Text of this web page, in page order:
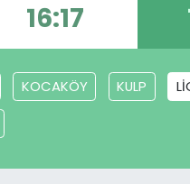
16:17
KOCAKÖY KULP